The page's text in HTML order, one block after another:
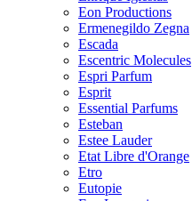
Eon Productions
Ermenegildo Zegna
Escada
Escentric Molecules
Espri Parfum
Esprit
Essential Parfums
Esteban
Estee Lauder
Etat Libre d'Orange
Etro
Eutopie